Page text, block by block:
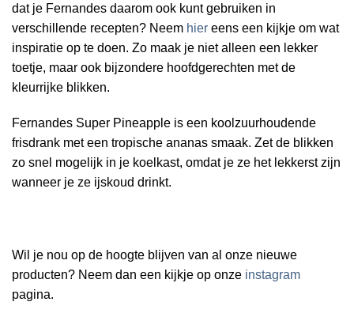
dat je Fernandes daarom ook kunt gebruiken in
verschillende recepten? Neem hier eens een kijkje om wat
inspiratie op te doen. Zo maak je niet alleen een lekker
toetje, maar ook bijzondere hoofdgerechten met de
kleurrijke blikken.
Fernandes Super Pineapple is een koolzuurhoudende
frisdrank met een tropische ananas smaak. Zet de blikken
zo snel mogelijk in je koelkast, omdat je ze het lekkerst zijn
wanneer je ze ijskoud drinkt.
Wil je nou op de hoogte blijven van al onze nieuwe
producten? Neem dan een kijkje op onze instagram
pagina.